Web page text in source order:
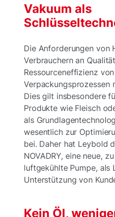
Vakuum als
Die Anforderungen von
Verbrauchern an
Ressourceneffizienz
Verpackungsprozessen
Dies gilt insbesondere
Produkte wie Fleisch
als
wesentlich zur
bei. Daher hat Leybold
NOVADRY, eine neue,
luftgekühlte Pumpe, als
Unterstützung von
Kein Öl,